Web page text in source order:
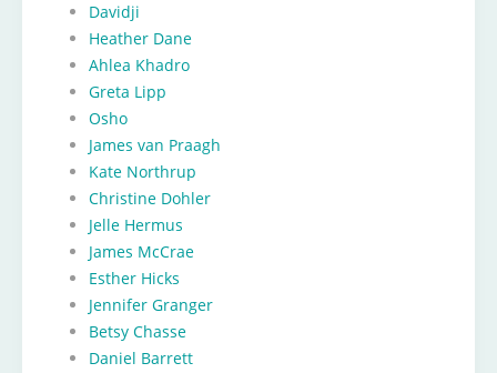
Davidji
Heather Dane
Ahlea Khadro
Greta Lipp
Osho
James van Praagh
Kate Northrup
Christine Dohler
Jelle Hermus
James McCrae
Esther Hicks
Jennifer Granger
Betsy Chasse
Daniel Barrett